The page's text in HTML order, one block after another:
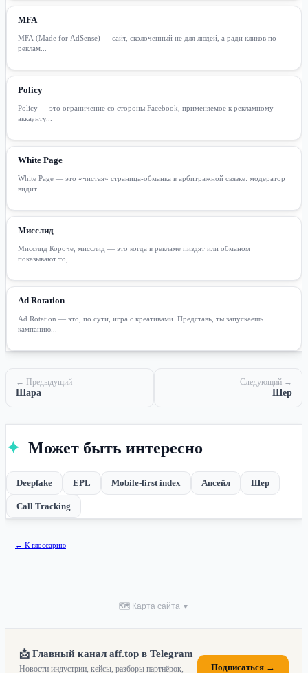
MFA
MFA (Made for AdSense) — сайт, сколоченный не для людей, а ради кликов по
реклам...
Policy
Policy — это ограничение со стороны Facebook, применяемое к рекламному
аккаунту...
White Page
White Page — это «чистая» страница-обманка в арбитражной связке: модератор
видит...
Мисслид
Мисслид Короче, мисслид — это когда в рекламе пиздят или обманом
показывают то,...
Ad Rotation
Ad Rotation — это, по сути, игра с креативами. Представь, ты запускаешь
кампанию...
← Предыдущий
Шара
Следующий →
Шер
✦ Может быть интересно
Deepfake EPL Mobile-first index Апсейл Шер
Call Tracking
← К глоссарию
🗺 Карта сайта ▼
📩 Главный канал aff.top в Telegram
Новости индустрии, кейсы, разборы партнёрок, Подписаться →